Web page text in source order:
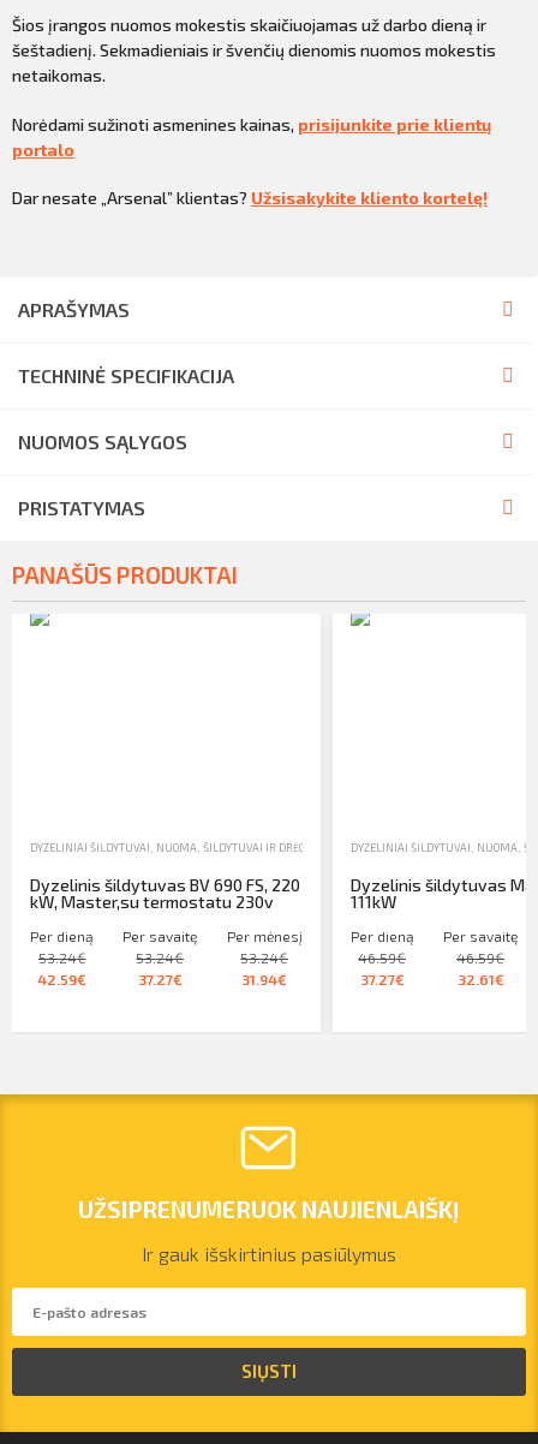
vilnius@arsenalrent.com
Šios įrangos nuomos mokestis skaičiuojamas už darbo dieną ir
šeštadienį. Sekmadieniais ir švenčių dienomis nuomos mokestis
netaikomas.
Norėdami sužinoti asmenines kainas, prisijunkite prie klientų
portalo
Dar nesate „Arsenal” klientas? Užsisakykite kliento kortelę!
APRAŠYMAS
TECHNINĖ SPECIFIKACIJA
NUOMOS SĄLYGOS
PRISTATYMAS
PANAŠŪS PRODUKTAI
DYZELINIAI ŠILDYTUVAI NUOMA ŠILDYTUVAI IR DRĖGMĖS SURINKTUVAI
Dyzelinis šildytuvas BV 690 FS, 220
kW, Master,su termostatu 230v
Per dieną
53.24€
42.59€
Per savaitę
53.24€
37.27€
Per mėnesį
53.24€
31.94€
DYZELINIAI ŠILDYTUVAI NUOMA
Dyzelinis šildytuvas
111kW
Per dieną
46.59€
37.27€
Per savaitę
46.59€
32.61€
UŽSIPRENUMERUOK NAUJIENLAIŠKĮ
Ir gauk išskirtinius pasiūlymus
SIŲSTI